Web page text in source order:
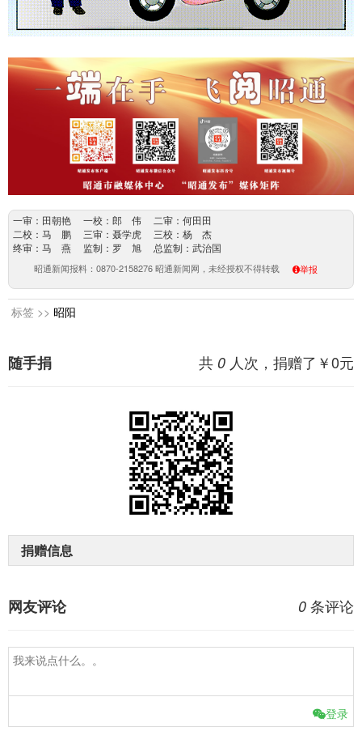
一审：田朝艳 一校：郎 伟 二审：何田田
二校：马 鹏 三审：聂学虎 三校：杨 杰
终审：马 燕 监制：罗 旭 总监制：武治国
昭通新闻报料：0870-2158276 昭通新闻网，未经授权不得转载 举报
标签 >> 昭阳
共 0 人次，捐赠了￥0元
随手捐
捐赠信息
0 条评论
网友评论
登录